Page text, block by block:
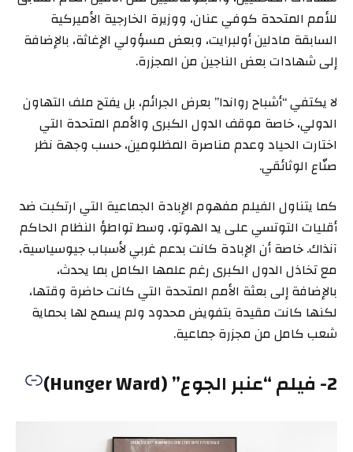
للأمم المتحدة كوفي عنان، ووزيرة الخارجية الأميركية
السابقة مادلين أولبرايت، وبعض مسؤولي الإغاثة، بالإضافة
إلى شهادات بعض الناجين من المجزرة.
لا يكتفي “أشباح رواندا” بعرض الجرائم، بل يفتح ملف التهاون
الدولي، خاصة موقف الدول الكبرى والأمم المتحدة التي
اختارت الحياد وعدم مناصرة المظلومين، حسب وجهة نظر
صنّاع الوثائقي.
كما يتناول الفيلم مفهوم الإبادة الجماعية التي ارتكبت ضد
أقليات التوتسي على يد الهوتو، وسط تواطؤ النظام الحاكم
آنذاك. خاصة أن الإبادة كانت بدعم غربي لأسباب جيوسياسية،
مع تخاذل الدول الكبرى رغم علمها الكامل بما يحدث،
بالإضافة إلى بعثة الأمم المتحدة التي كانت حاضرة وقتها،
لكنها كانت مقيدة بتفويض محدود ولم يسمح لها بحماية
شعب كامل من مجزرة جماعية.
2- فيلم “عنبر الجوع” (Hunger Ward)